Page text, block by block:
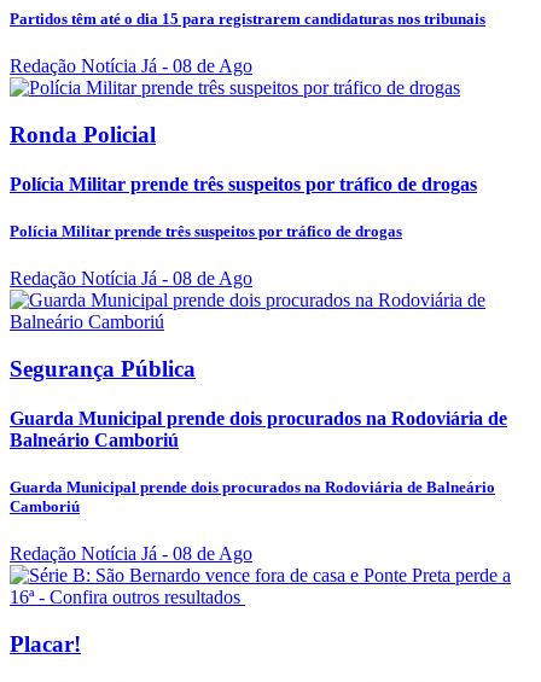
Partidos têm até o dia 15 para registrarem candidaturas nos tribunais
Redação Notícia Já - 08 de Ago
Ronda Policial
Polícia Militar prende três suspeitos por tráfico de drogas
Polícia Militar prende três suspeitos por tráfico de drogas
Redação Notícia Já - 08 de Ago
Segurança Pública
Guarda Municipal prende dois procurados na Rodoviária de
Balneário Camboriú
Guarda Municipal prende dois procurados na Rodoviária de Balneário
Camboriú
Redação Notícia Já - 08 de Ago
Placar!